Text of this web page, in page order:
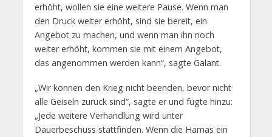
erhöht, wollen sie eine weitere Pause. Wenn man
den Druck weiter erhöht, sind sie bereit, ein
Angebot zu machen, und wenn man ihn noch
weiter erhöht, kommen sie mit einem Angebot,
das angenommen werden kann“, sagte Galant.
„Wir können den Krieg nicht beenden, bevor nicht
alle Geiseln zurück sind“, sagte er und fügte hinzu:
„Jede weitere Verhandlung wird unter
Dauerbeschuss stattfinden. Wenn die Hamas ein